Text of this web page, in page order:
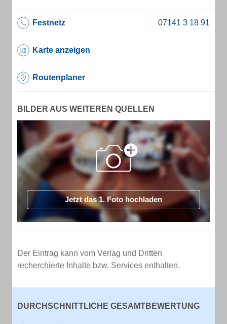
Festnetz
Karte anzeigen
Routenplaner
BILDER AUS WEITEREN QUELLEN
Jetzt das 1. Foto hochladen
Der Eintrag kann vom Verlag und Dritten
recherchierte Inhalte bzw. Services enthalten.
DURCHSCHNITTLICHE GESAMTBEWERTUNG